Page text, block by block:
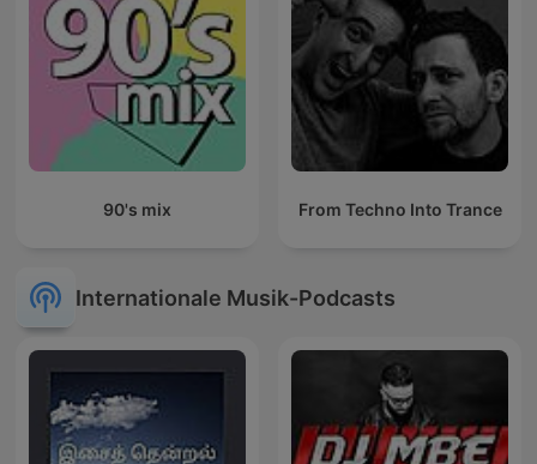
90's mix From Techno Into Trance
Internationale Musik-Podcasts